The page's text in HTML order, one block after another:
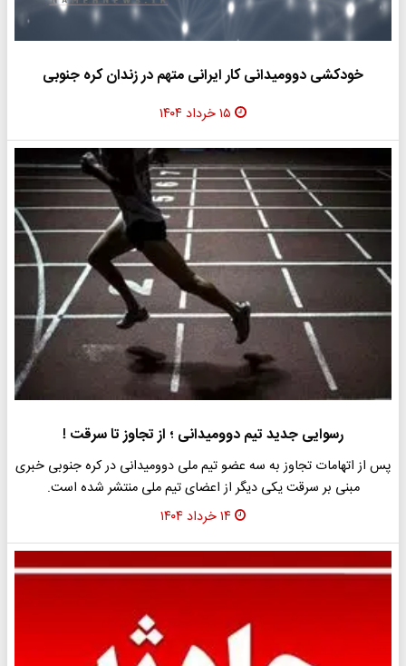
خودکشی دوومیدانی کار ایرانی متهم در زندان کره جنوبی
۱۵ خرداد ۱۴۰۴
رسوایی جدید تیم دوومیدانی ؛ از تجاوز تا سرقت !
پس از اتهامات تجاوز به سه عضو تیم ملی دوومیدانی در کره جنوبی خبری
مبنی بر سرقت یکی دیگر از اعضای تیم ملی منتشر شده است.
۱۴ خرداد ۱۴۰۴